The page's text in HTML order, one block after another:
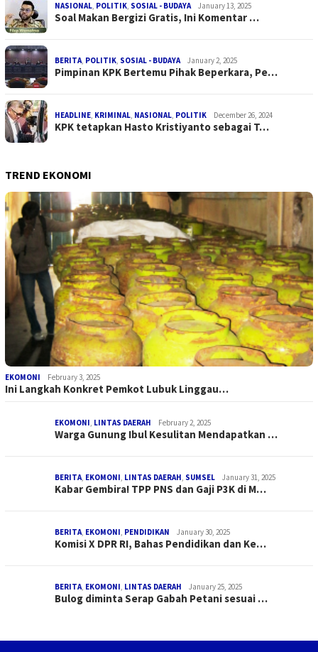
NASIONAL, POLITIK, SOSIAL - BUDAYA January 13, 2025
Soal Makan Bergizi Gratis, Ini Komentar …
BERITA, POLITIK, SOSIAL - BUDAYA January 2, 2025
Pimpinan KPK Bertemu Pihak Beperkara, Pe…
HEADLINE, KRIMINAL, NASIONAL, POLITIK December 26, 2024
KPK tetapkan Hasto Kristiyanto sebagai T…
TREND EKONOMI
EKOMONI February 3, 2025
Ini Langkah Konkret Pemkot Lubuk Linggau…
EKOMONI, LINTAS DAERAH February 2, 2025
Warga Gunung Ibul Kesulitan Mendapatkan …
BERITA, EKOMONI, LINTAS DAERAH, SUMSEL January 31, 2025
Kabar Gembira! TPP PNS dan Gaji P3K di M…
BERITA, EKOMONI, PENDIDIKAN January 30, 2025
Komisi X DPR RI, Bahas Pendidikan dan Ke…
BERITA, EKOMONI, LINTAS DAERAH January 25, 2025
Bulog diminta Serap Gabah Petani sesuai …